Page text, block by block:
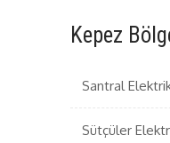
Kepez
Santral
Sütçüler